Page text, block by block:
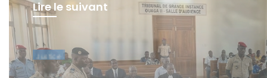
Lire le suivant
Justice
il y a 2 semaines